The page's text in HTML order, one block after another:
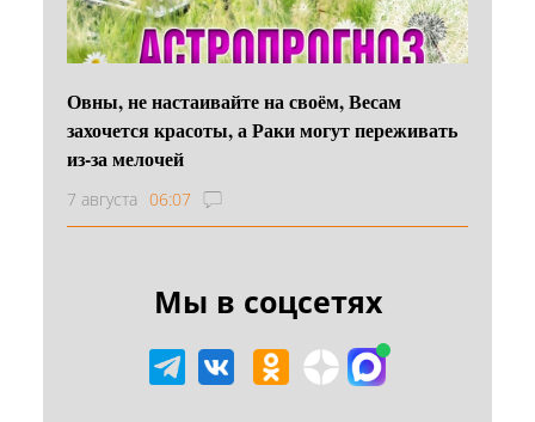
Овны, не настаивайте на своём, Весам
захочется красоты, а Раки могут переживать
из-за мелочей
7 августа 06:07
Мы в соцсетях